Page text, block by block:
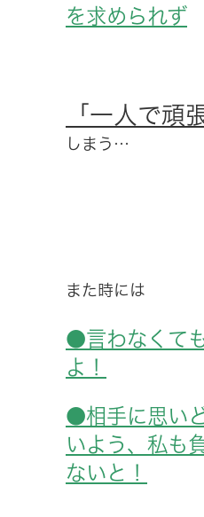
を求められず
「一人で頑
しまう…
また時には
●言わなくて
よ！
●相手に思い
いよう、私も
ないと！